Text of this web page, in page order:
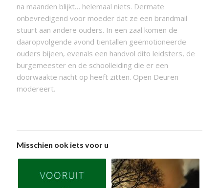
na maanden blijkt… helemaal niets. Dermate
onbevredigend voor moeder dat ze een brandmail
stuurt aan andere ouders. In een zaal komen de
daaropvolgende avond tientallen geëmotioneerde
ouders bijeen, evenals een handvol dito leidsters, de
burgemeester en de schoolleiding die er een
doorwaakte nacht op heeft zitten. Open Deuren
modereert.
Misschien ook iets voor u